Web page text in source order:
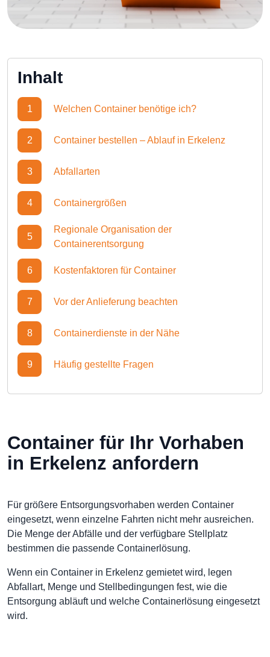
Inhalt
1 Welchen Container benötige ich?
2 Container bestellen – Ablauf in Erkelenz
3 Abfallarten
4 Containergrößen
5
Regionale Organisation der
Containerentsorgung
6 Kostenfaktoren für Container
7 Vor der Anlieferung beachten
8 Containerdienste in der Nähe
9 Häufig gestellte Fragen
Container für Ihr Vorhaben
in Erkelenz anfordern
Für größere Entsorgungsvorhaben werden Container
eingesetzt, wenn einzelne Fahrten nicht mehr ausreichen.
Die Menge der Abfälle und der verfügbare Stellplatz
bestimmen die passende Containerlösung.
Wenn ein Container in Erkelenz gemietet wird, legen
Abfallart, Menge und Stellbedingungen fest, wie die
Entsorgung abläuft und welche Containerlösung eingesetzt
wird.